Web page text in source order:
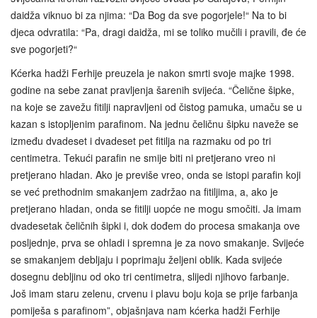
daidža viknuo bi za njima: “Da Bog da sve pogorjele!“ Na to bi
djeca odvratila: “Pa, dragi daidža, mi se toliko mučili i pravili, đe će
sve pogorjeti?“
Kćerka hadži Ferhije preuzela je nakon smrti svoje majke 1998.
godine na sebe zanat pravljenja šarenih svijeća. “Čelične šipke,
na koje se zavežu fitilji napravljeni od čistog pamuka, umaču se u
kazan s istopljenim parafinom. Na jednu čeličnu šipku naveže se
između dvadeset i dvadeset pet fitilja na razmaku od po tri
centimetra. Tekući parafin ne smije biti ni pretjerano vreo ni
pretjerano hladan. Ako je previše vreo, onda se istopi parafin koji
se već prethodnim smakanjem zadržao na fitiljima, a, ako je
pretjerano hladan, onda se fitilji uopće ne mogu smočiti. Ja imam
dvadesetak čeličnih šipki i, dok dođem do procesa smakanja ove
posljednje, prva se ohladi i spremna je za novo smakanje. Svijeće
se smakanjem debljaju i poprimaju željeni oblik. Kada svijeće
dosegnu debljinu od oko tri centimetra, slijedi njihovo farbanje.
Još imam staru zelenu, crvenu i plavu boju koja se prije farbanja
pomiješa s parafinom”, objašnjava nam kćerka hadži Ferhije